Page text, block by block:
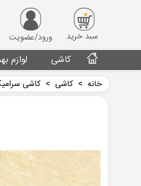
0
سبد خرید
ورود/عضویت
کاشی لوازم
خانه > کاشی > کاشی سرامیک